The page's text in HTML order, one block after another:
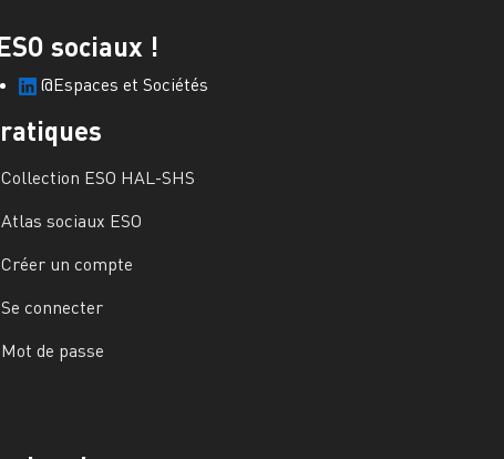
sociaux !
@Espaces et Sociétés
Collection ESO HAL-SHS
Atlas sociaux ESO
Créer un compte
Se connecter
Mot de passe